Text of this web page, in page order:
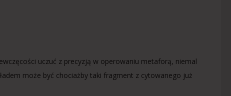
uczuć z precyzją w operowaniu metaforą, niemal
może być chociażby taki fragment z cytowanego już